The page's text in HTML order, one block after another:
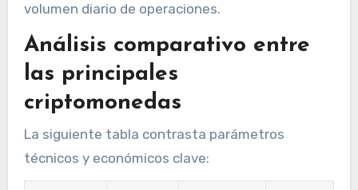
volumen diario de operaciones.
Análisis comparativo entre
las principales
criptomonedas
La siguiente tabla contrasta parámetros
técnicos y económicos clave: